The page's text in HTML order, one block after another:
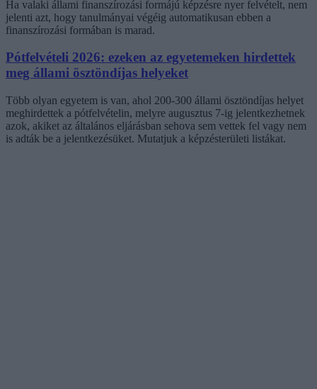
Ha valaki állami finanszírozási formájú képzésre nyer felvételt, nem
jelenti azt, hogy tanulmányai végéig automatikusan ebben a
finanszírozási formában is marad.
Pótfelvételi 2026: ezeken az egyetemeken hirdettek
meg állami ösztöndíjas helyeket
Több olyan egyetem is van, ahol 200-300 állami ösztöndíjas helyet
meghirdettek a pótfelvételin, melyre augusztus 7-ig jelentkezhetnek
azok, akiket az általános eljárásban sehova sem vettek fel vagy nem
is adták be a jelentkezésüket. Mutatjuk a képzésterületi listákat.